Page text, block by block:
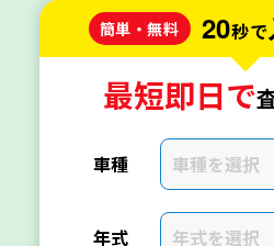
簡単・無料
20秒で
最短即日で
車種 車種を選択
年式 年式を選択